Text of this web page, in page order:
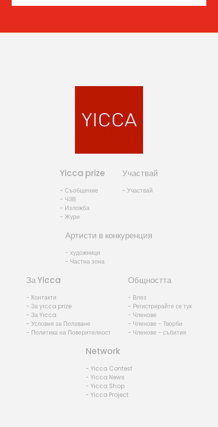
Yicca prize
- Съобщение
- ЧЗВ
- Изложба
- Жури
Участвай
- Участвай
Артисти в конкуренция
- художници
- Частна зона
За Yicca
- Контакти
- За yicca prize
- За Yicca
- Условия за Ползване
- Политика на Поверителност
Общността
- Влез
- Регистрирайте се тук
- Членове
- Членове - Творби
- Членове - събития
Network
- Yicca Contest
- Yicca News
- Yicca Shop
- Yicca Project